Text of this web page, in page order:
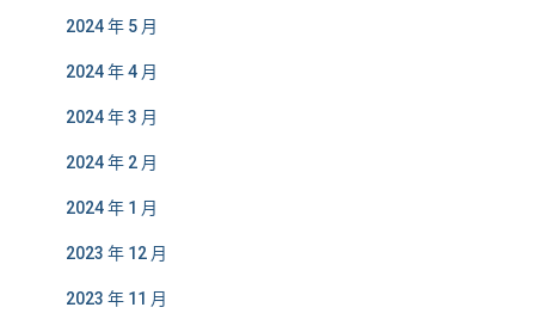
2024 年 5 月
2024 年 4 月
2024 年 3 月
2024 年 2 月
2024 年 1 月
2023 年 12 月
2023 年 11 月